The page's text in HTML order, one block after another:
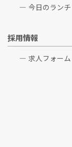
今日のランチ
採用情報
求人フォーム